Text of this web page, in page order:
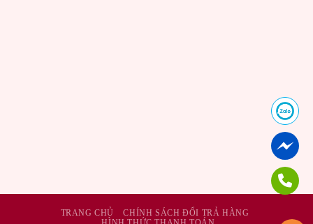
TRANG CHỦ
CHÍNH SÁCH ĐỔI TRẢ HÀNG